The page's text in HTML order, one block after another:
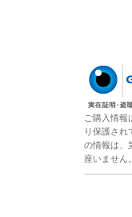
ご購入情報
り保護され
の情報は、
座いません。